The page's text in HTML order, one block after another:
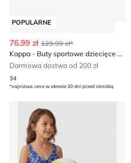
POPULARNE
76.99 zł 129.99 zł*
Kappa - Buty sportowe dziecięce na wiosnę
Darmowa dostwa od 200 zł
34
*najniższa cena w okresie 30 dni przed obniżką
ROXY - Strój kąpielowy letni